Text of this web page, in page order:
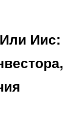
Иис: